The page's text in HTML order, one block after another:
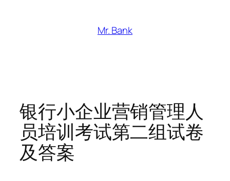
Mr. Bank
银行小企业营销管理人
员培训考试第二组试卷
及答案